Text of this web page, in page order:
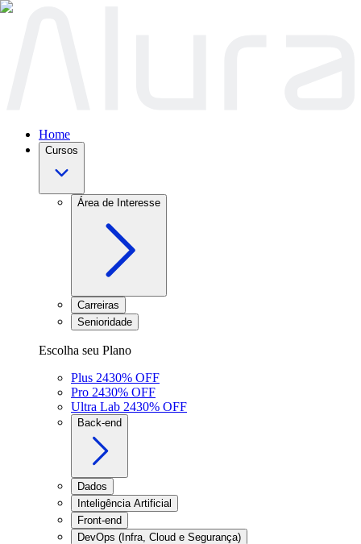
Home
Cursos
Área de Interesse
Carreiras
Senioridade
Escolha seu Plano
Plus 2430% OFF
Pro 2430% OFF
Ultra Lab 2430% OFF
Back-end
Dados
Inteligência Artificial
Front-end
DevOps (Infra, Cloud e Segurança)